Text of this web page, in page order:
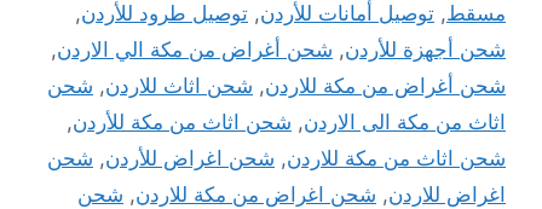
مسقط, توصيل أمانات للأردن, توصيل طرود للأردن,
شحن أجهزة للأردن, شحن أغراض من مكة الي الاردن,
شحن أغراض من مكة للاردن, شحن اثاث للاردن, شحن
اثاث من مكة الى الاردن, شحن اثاث من مكة للأردن,
شحن اثاث من مكة للاردن, شحن اغراض للأردن, شحن
اغراض للاردن, شحن اغراض من مكة للاردن, شحن